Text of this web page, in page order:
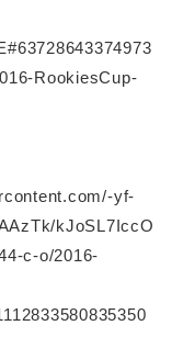
RookiesCup-
yf-
kJoSL7IccO
c-o/2016-